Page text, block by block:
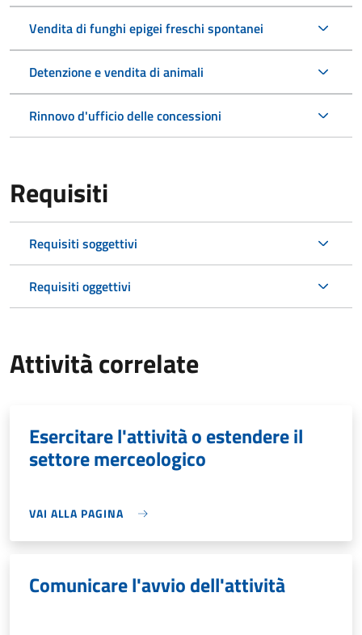
Vendita di funghi epigei freschi spontanei
Detenzione e vendita di animali
Rinnovo d'ufficio delle concessioni
Requisiti
Requisiti soggettivi
Requisiti oggettivi
Attività correlate
Esercitare l'attività o estendere il
settore merceologico
VAI ALLA PAGINA
Comunicare l'avvio dell'attività